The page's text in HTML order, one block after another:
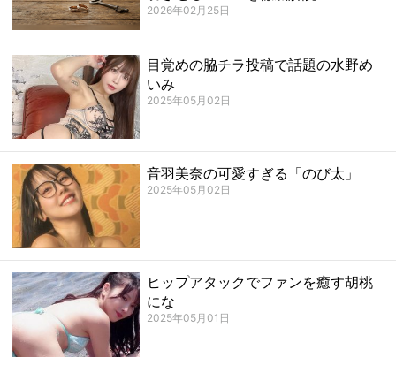
2026年02月25日
目覚めの脇チラ投稿で話題の水野め
いみ
2025年05月02日
音羽美奈の可愛すぎる「のび太」
2025年05月02日
ヒップアタックでファンを癒す胡桃
にな
2025年05月01日